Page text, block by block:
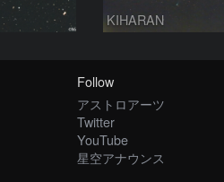
KIHARAN
Follow
アストロアーツ
Twitter
YouTube
星空アナウンス